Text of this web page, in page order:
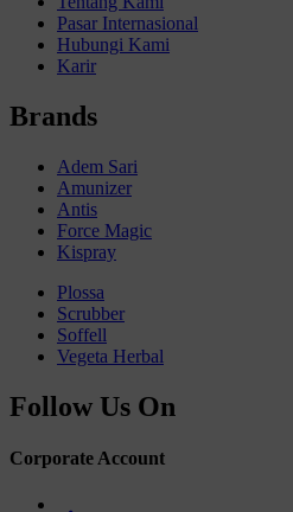
Pasar Internasional
Hubungi Kami
Karir
Brands
Adem Sari
Amunizer
Antis
Force Magic
Kispray
Plossa
Scrubber
Soffell
Vegeta Herbal
Follow Us On
Corporate Account